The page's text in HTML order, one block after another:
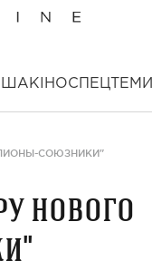
КІНОСПЕЦТЕМИ
СОЮЗНИКИ"
нового